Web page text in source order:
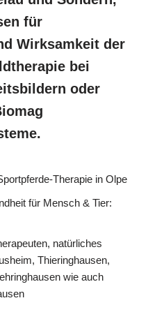
für
Wirksamkeit der
bei
oder
Therapie in Olpe
für Mensch & Tier:
natürliches
Thieringhausen,
wie auch